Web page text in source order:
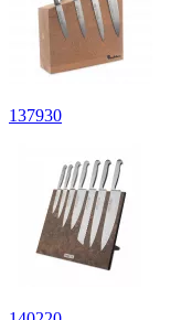
137930